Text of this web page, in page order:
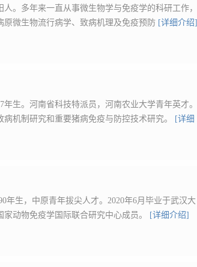
。多年来一直从事微生物学与免疫学的科研工作，
微生物流行病学、致病机理及免疫预防 [详细介绍]
生。河南省科技特派员，河南农业大学青年英才。
机制研究和重要猪病免疫与防控技术研究。
[详细
年生，中原青年拔尖人才。2020年6月毕业于武汉大
动物免疫学国际联合研究中心成员。
[详细介绍]